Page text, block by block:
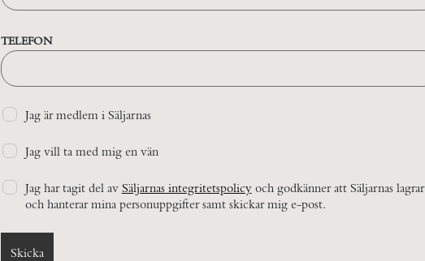
TELEFON
Jag är medlem i Säljarnas
Jag vill ta med mig en vän
Jag har tagit del av Säljarnas integritetspolicyoch godkänner att Säljarnas lagrar
och hanterar mina personuppgifter samt skickar mig e-post.